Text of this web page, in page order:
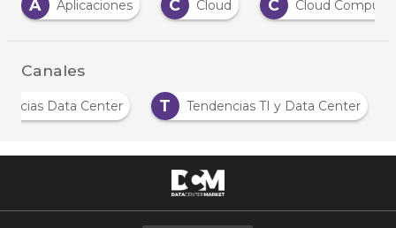
A
Aplicaciones C Cloud C Cloud Computing
Canales
Noticias Data Center T Tendencias TI y Data Center